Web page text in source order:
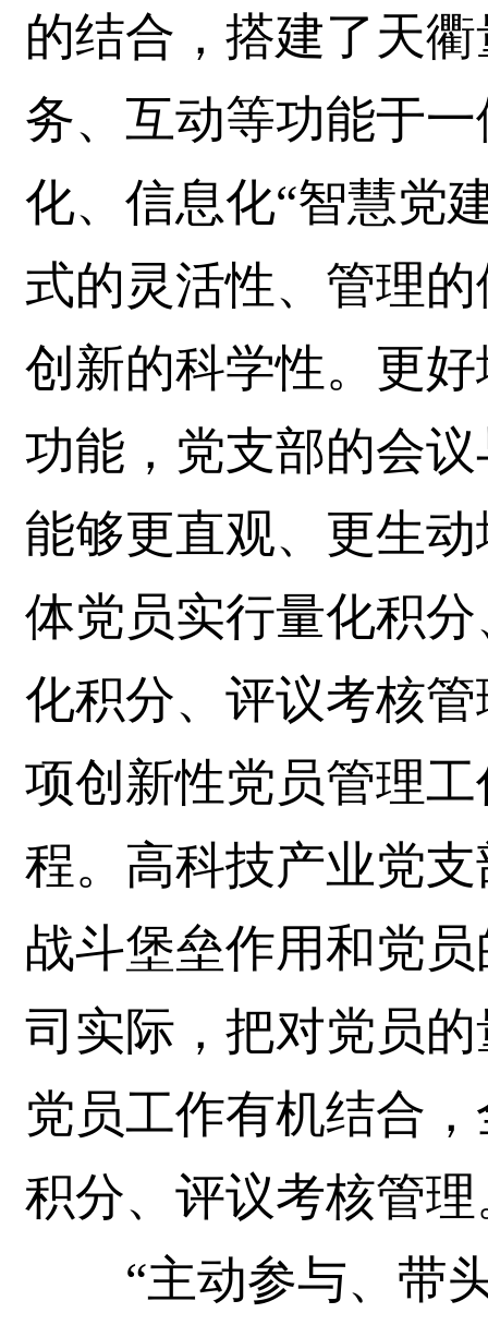
的结合，搭建了天
务、互动等功能于
化、信息化“智慧党
式的灵活性、管理
创新的科学性。更
功能，党支部的会
能够更直观、更生
体党员实行量化积
化积分、评议考核
项创新性党员管理
程。高科技产业党
战斗堡垒作用和党
司实际，把对党员
党员工作有机结合
积分、评议考核管理
“主动参与、带头